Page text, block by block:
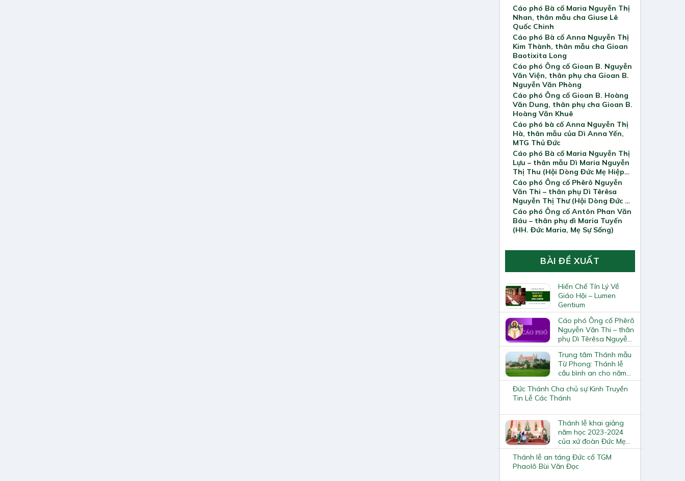
Cáo phó Bà cố Maria Nguyễn Thị
Nhan, thân mẫu cha Giuse Lê
Quốc Chinh
Cáo phó Bà cố Anna Nguyễn Thị
Kim Thành, thân mẫu cha Gioan
Baotixita Long
Cáo phó Ông cố Gioan B. Nguyễn
Văn Viện, thân phụ cha Gioan B.
Nguyễn Văn Phòng
Cáo phó Ông cố Gioan B. Hoàng
Văn Dung, thân phụ cha Gioan B.
Hoàng Văn Khuê
Cáo phó bà cố Anna Nguyễn Thị
Hà, thân mẫu của Dì Anna Yến,
MTG Thủ Đức
Cáo phó Bà cố Maria Nguyễn Thị
Lựu – thân mẫu Dì Maria Nguyễn
Thị Thu (Hội Dòng Đức Mẹ Hiệp
Nhất)
Cáo phó Ông cố Phêrô Nguyễn
Văn Thi – thân phụ Dì Têrêsa
Nguyễn Thị Thư (Hội Dòng Đức Mẹ
Hiệp Nhất)
Cáo phó Ông cố Antôn Phan Văn
Báu – thân phụ dì Maria Tuyến
(HH. Đức Maria, Mẹ Sự Sống)
BÀI ĐỀ XUẤT
Hiến Chế Tín Lý Về
Giáo Hội – Lumen
Gentium
Cáo phó Ông cố Phêrô
Nguyễn Văn Thi – thân
phụ Dì Têrêsa Nguyễn
Thị Thư (Hội Dòng Đức
Mẹ Hiệp Nhất)
Trung tâm Thánh mẫu
Từ Phong: Thánh lễ
cầu bình an cho năm
mới
Đức Thánh Cha chủ sự Kinh Truyền
Tin Lễ Các Thánh
Thánh lễ khai giảng
năm học 2023-2024
của xứ đoàn Đức Mẹ
Núi Camelo Tiên Lục
Thánh lễ an táng Đức cố TGM
Phaolô Bùi Văn Đọc